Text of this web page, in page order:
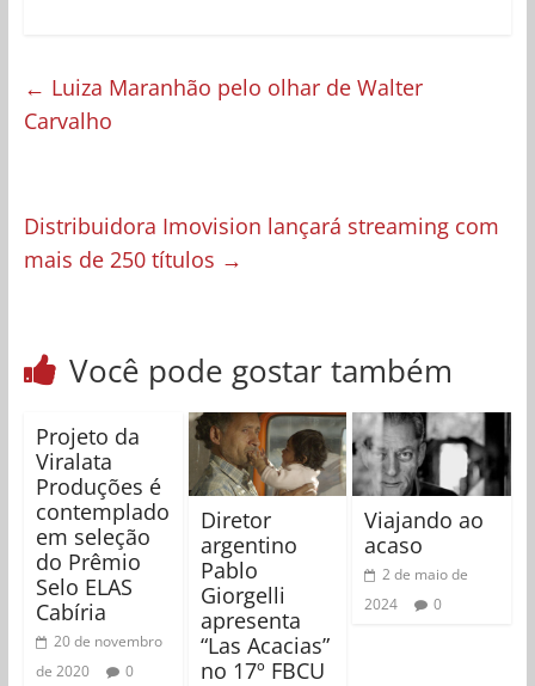
← Luiza Maranhão pelo olhar de Walter
Carvalho
Distribuidora Imovision lançará streaming com
mais de 250 títulos →
Você pode gostar também
Projeto da
Viralata
Produções é
contemplado
em seleção
do Prêmio
Selo ELAS
Cabíria
20 de novembro
de 2020
0
Diretor
argentino
Pablo
Giorgelli
apresenta
“Las Acacias”
no 17º FBCU
Viajando ao
acaso
2 de maio de
2024
0